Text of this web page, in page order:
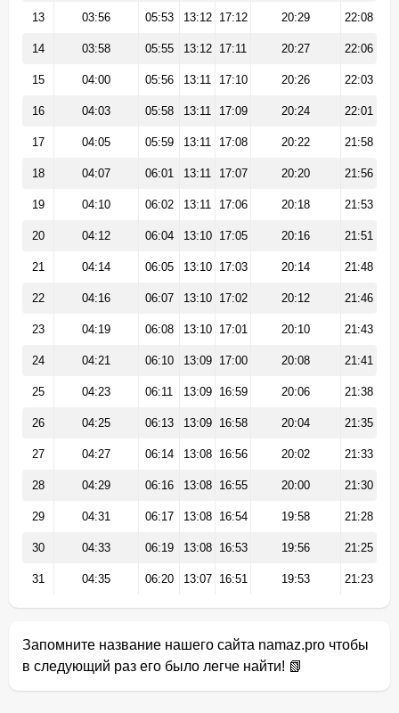
13 03:56 05:53 13:12 17:12 20:29 22:08
14 03:58 05:55 13:12 17:11 20:27 22:06
15 04:00 05:56 13:11 17:10 20:26 22:03
16 04:03 05:58 13:11 17:09 20:24 22:01
17 04:05 05:59 13:11 17:08 20:22 21:58
18 04:07 06:01 13:11 17:07 20:20 21:56
19 04:10 06:02 13:11 17:06 20:18 21:53
20 04:12 06:04 13:10 17:05 20:16 21:51
21 04:14 06:05 13:10 17:03 20:14 21:48
22 04:16 06:07 13:10 17:02 20:12 21:46
23 04:19 06:08 13:10 17:01 20:10 21:43
24 04:21 06:10 13:09 17:00 20:08 21:41
25 04:23 06:11 13:09 16:59 20:06 21:38
26 04:25 06:13 13:09 16:58 20:04 21:35
27 04:27 06:14 13:08 16:56 20:02 21:33
28 04:29 06:16 13:08 16:55 20:00 21:30
29 04:31 06:17 13:08 16:54 19:58 21:28
30 04:33 06:19 13:08 16:53 19:56 21:25
31 04:35 06:20 13:07 16:51 19:53 21:23
Запомните название нашего сайта namaz.pro чтобы
в следующий раз его было легче найти! 📗